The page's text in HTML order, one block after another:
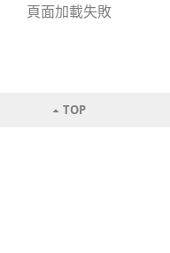
頁面加載失敗
TOP